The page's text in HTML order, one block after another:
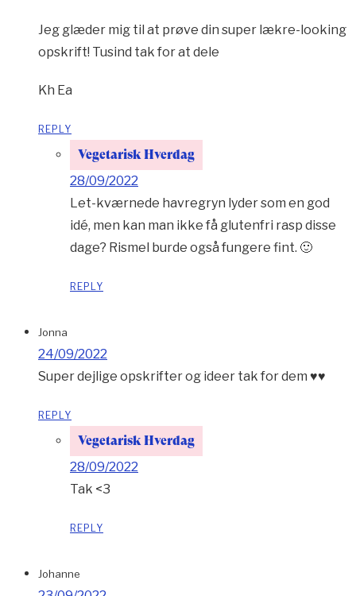
Jeg glæder mig til at prøve din super lækre-looking
opskrift! Tusind tak for at dele
Kh Ea
REPLY
Vegetarisk Hverdag
28/09/2022
Let-kværnede havregryn lyder som en god
idé, men kan man ikke få glutenfri rasp disse
dage? Rismel burde også fungere fint. 🙂
REPLY
Jonna
24/09/2022
Super dejlige opskrifter og ideer tak for dem ♥️♥️
REPLY
Vegetarisk Hverdag
28/09/2022
Tak <3
REPLY
Johanne